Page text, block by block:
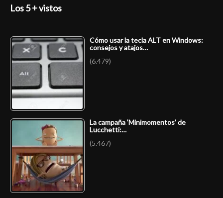
Los 5 + vistos
Cómo usar la tecla ALT en Windows:
consejos y atajos…
(6.479)
La campaña ‘Minimomentos’ de
Lucchetti:…
(5.467)